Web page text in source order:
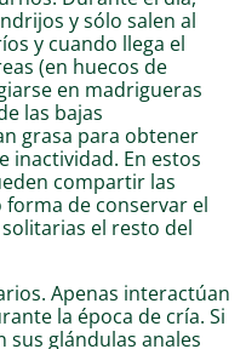
y sólo salen al
y cuando llega el
(en huecos de
en madrigueras
las bajas
grasa para obtener
inactividad. En estos
compartir las
de conservar el
el resto del
Apenas interactúan
la época de cría. Si
sus glándulas anales